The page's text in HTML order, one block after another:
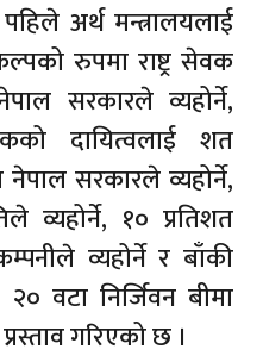
अर्थ मन्त्रालयलाई
रुपमा राष्ट्र सेवक
सरकारले व्यहोर्ने,
दायित्वलाई शत
नेपाल सरकारले व्यहोर्ने,
व्यहोर्ने, १० प्रतिशत
व्यहोर्ने र बाँकी
वटा निर्जिवन बीमा
गरिएको छ ।